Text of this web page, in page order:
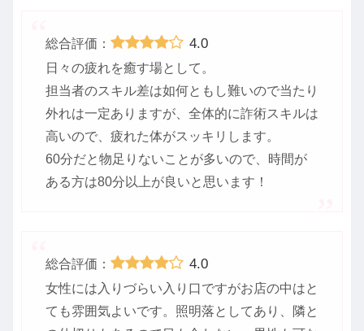
総合評価： 4.0
日々の疲れを癒す場として。
担当者のスキル差は如何ともし難いので当たり
外れは一定ありますが、全体的に詐術スキルは
高いので、疲れた体がスッキリします。
60分だと物足りないことが多いので、時間が
ある方は80分以上が良いと思います！
総合評価： 4.0
女性には入りづらい入り口ですがお店の中はと
ても雰囲気よいです。照明落としてあり、隣と